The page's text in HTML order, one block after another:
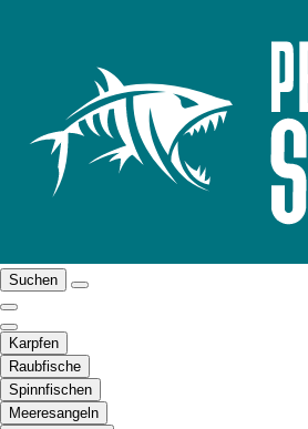
Suchen
Karpfen
Raubfische
Spinnfischen
Meeresangeln